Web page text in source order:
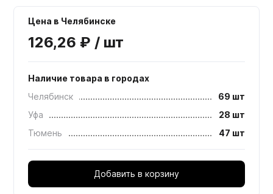
Цена в Челябинске
126,26 ₽ / шт
Наличие товара в городах
Челябинск
69 шт
Уфа
28 шт
Тюмень
47 шт
Добавить в корзину